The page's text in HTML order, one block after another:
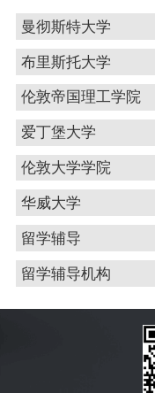
曼彻斯特大学
布里斯托大学
伦敦帝国理工学院
爱丁堡大学
伦敦大学学院
华威大学
留学辅导
留学辅导机构